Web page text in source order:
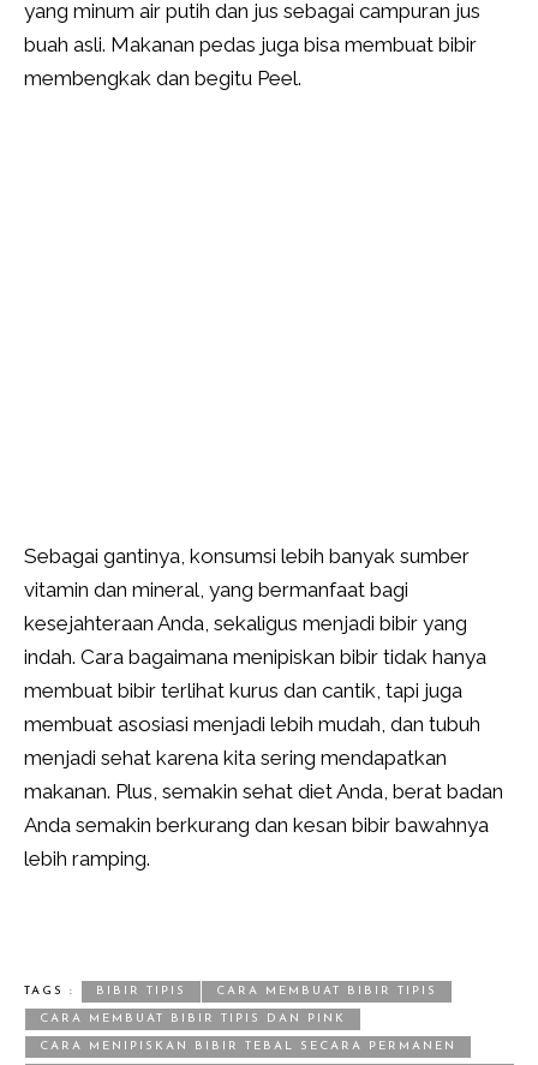
yang minum air putih dan jus sebagai campuran jus
buah asli. Makanan pedas juga bisa membuat bibir
membengkak dan begitu Peel.
Sebagai gantinya, konsumsi lebih banyak sumber
vitamin dan mineral, yang bermanfaat bagi
kesejahteraan Anda, sekaligus menjadi bibir yang
indah. Cara bagaimana menipiskan bibir tidak hanya
membuat bibir terlihat kurus dan cantik, tapi juga
membuat asosiasi menjadi lebih mudah, dan tubuh
menjadi sehat karena kita sering mendapatkan
makanan. Plus, semakin sehat diet Anda, berat badan
Anda semakin berkurang dan kesan bibir bawahnya
lebih ramping.
TAGS : BIBIR TIPIS CARA MEMBUAT BIBIR TIPIS
CARA MEMBUAT BIBIR TIPIS DAN PINK
CARA MENIPISKAN BIBIR TEBAL SECARA PERMANEN